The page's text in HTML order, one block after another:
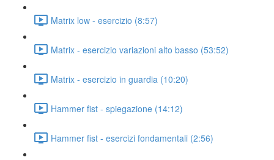
Matrix low - esercizio (8:57)
Matrix - esercizio variazioni alto basso (53:52)
Matrix - esercizio in guardia (10:20)
Hammer fist - spiegazione (14:12)
Hammer fist - esercizi fondamentali (2:56)